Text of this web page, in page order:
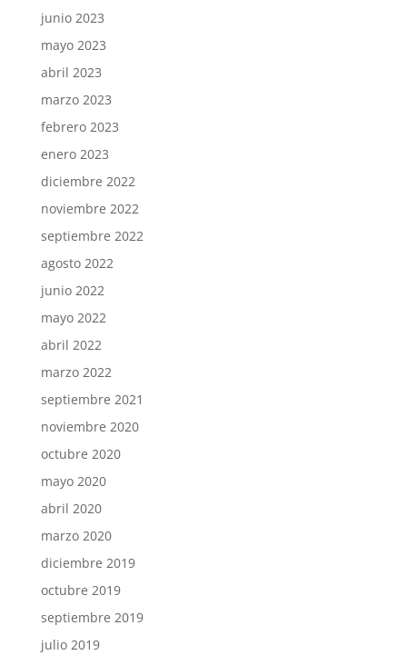
junio 2023
mayo 2023
abril 2023
marzo 2023
febrero 2023
enero 2023
diciembre 2022
noviembre 2022
septiembre 2022
agosto 2022
junio 2022
mayo 2022
abril 2022
marzo 2022
septiembre 2021
noviembre 2020
octubre 2020
mayo 2020
abril 2020
marzo 2020
diciembre 2019
octubre 2019
septiembre 2019
julio 2019